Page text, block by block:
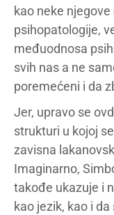
kao neke
psihopatologije,
međuodnosa
svih nas a ne
poremećeni i da
Jer, upravo se
strukturi u kojoj
zavisna
Imaginarno,
takođe ukazuje i
kao jezik, kao i